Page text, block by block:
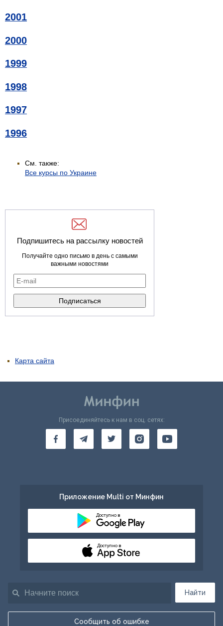
2001
2000
1999
1998
1997
1996
См. также:
Все курсы по Украине
Подпишитесь на рассылку новостей
Получайте одно письмо в день с самыми
важными новостями
Карта сайта
Найти
Сообщить об ошибке
Присоединяйтесь к нам в соц. сетях:
Приложение Multi от Минфин
Доступно в
Доступно в